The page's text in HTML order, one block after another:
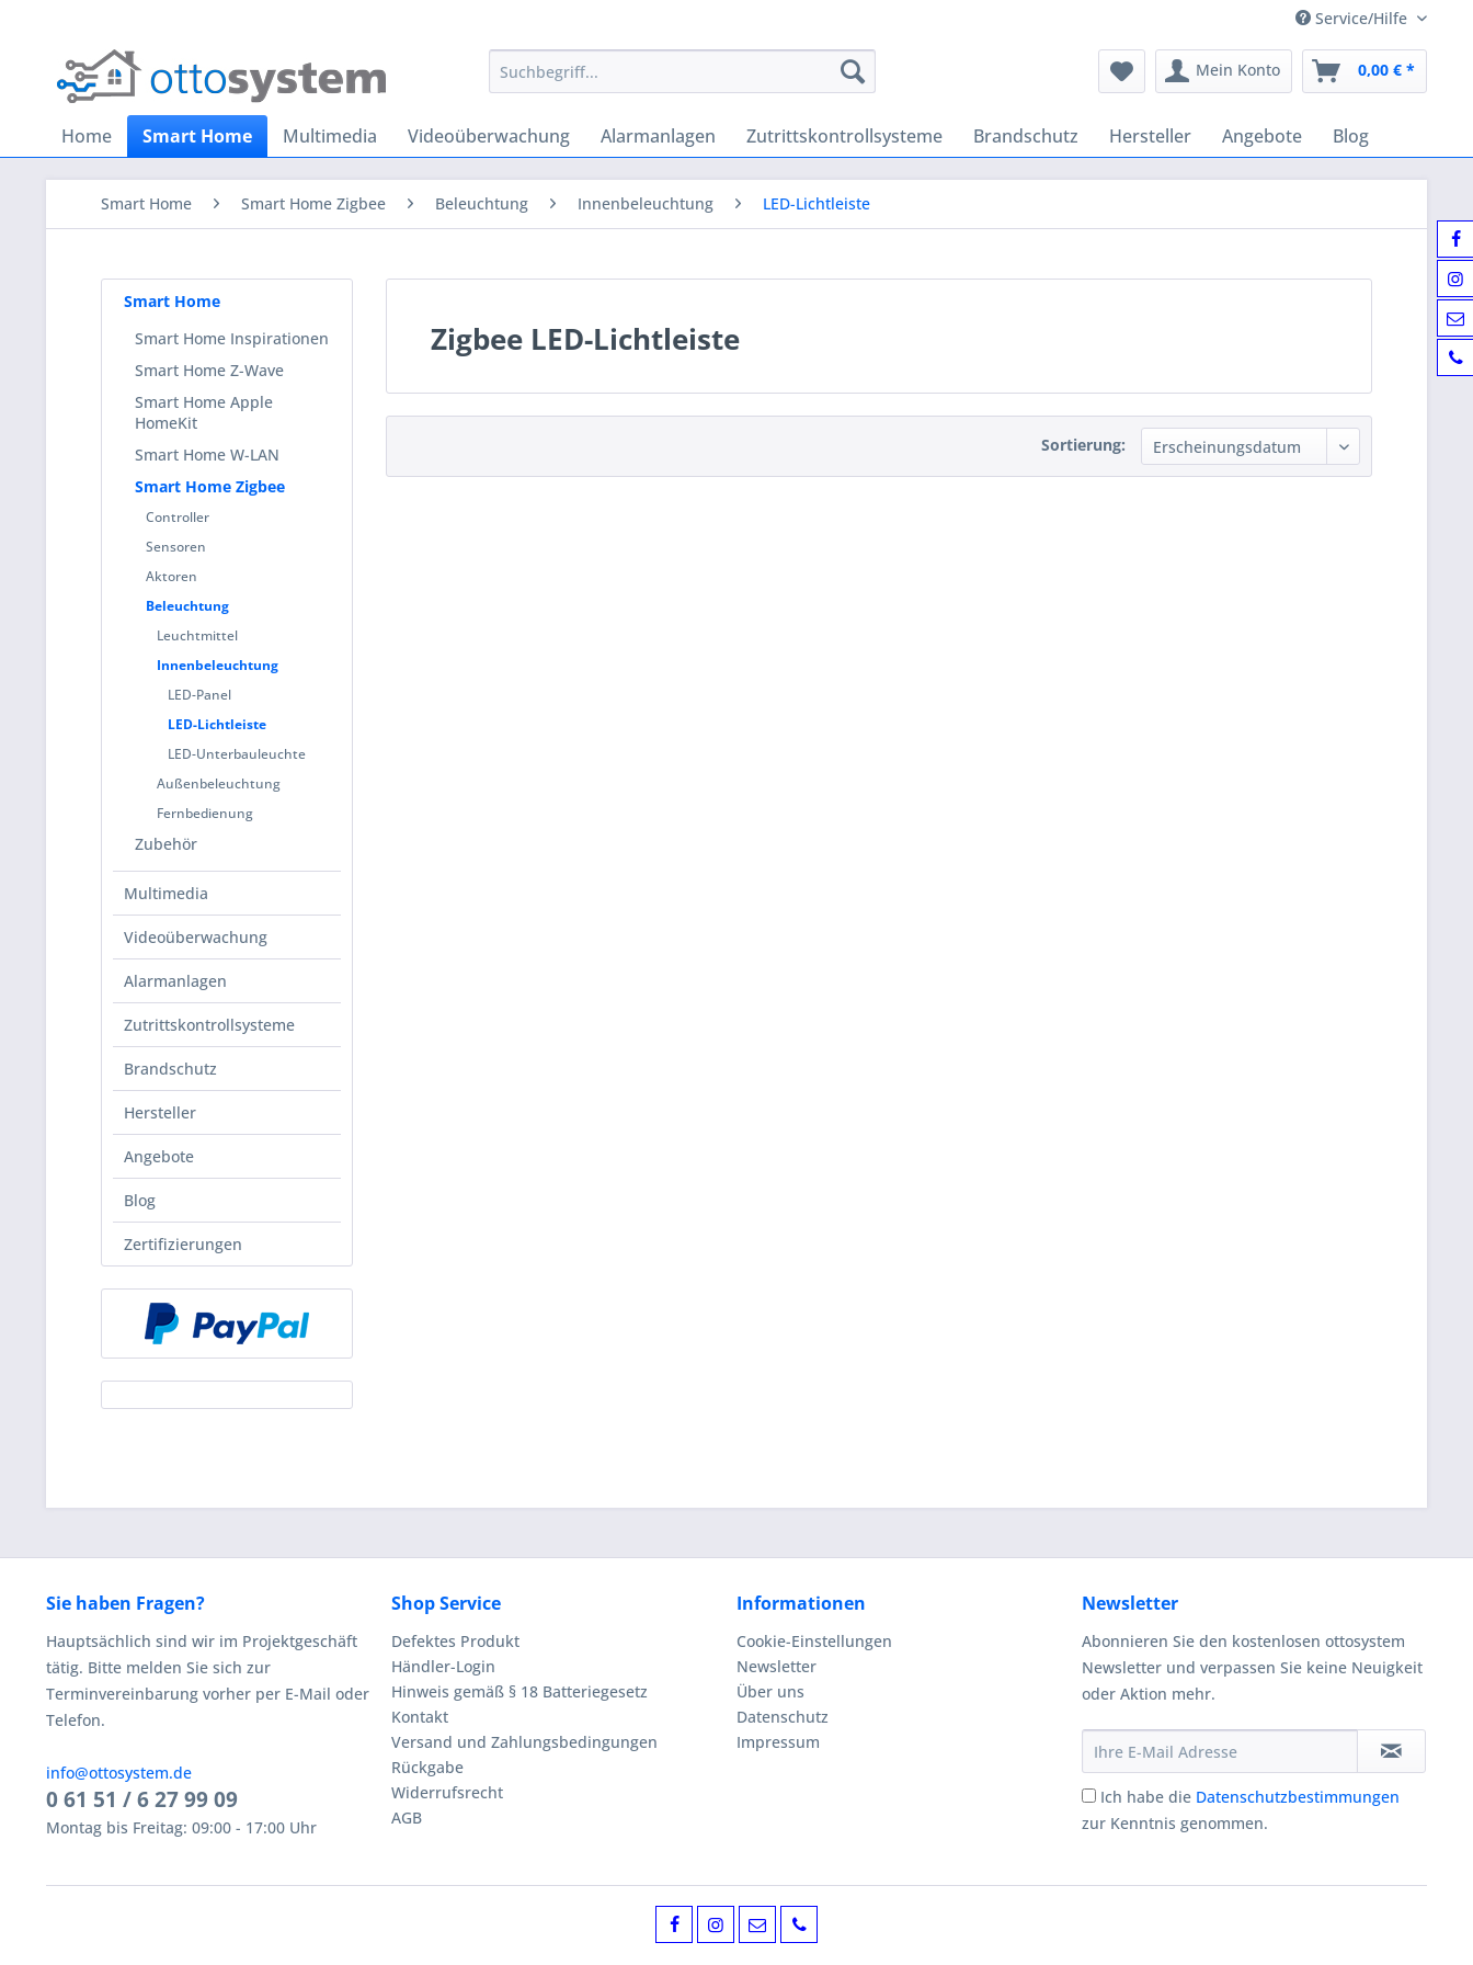
Service/Hilfe
Mein Konto 0,00 € *
Home Smart Home Multimedia Videoüberwachung Alarmanlagen Zutrittskontrollsysteme Brandschutz Hersteller Angebote Blog
Smart Home Smart Home Zigbee Beleuchtung Innenbeleuchtung LED-Lichtleiste
Smart Home
Smart Home Inspirationen
Smart Home Z-Wave
Smart Home Apple
HomeKit
Smart Home W-LAN
Smart Home Zigbee
Controller
Sensoren
Aktoren
Beleuchtung
Leuchtmittel
Innenbeleuchtung
LED-Panel
LED-Lichtleiste
LED-Unterbauleuchte
Außenbeleuchtung
Fernbedienung
Zubehör
Multimedia
Videoüberwachung
Alarmanlagen
Zutrittskontrollsysteme
Brandschutz
Hersteller
Angebote
Blog
Zertifizierungen
Zigbee LED-Lichtleiste
Sortierung:
Sie haben Fragen?
Hauptsächlich sind wir im Projektgeschäft
tätig. Bitte melden Sie sich zur
Terminvereinbarung vorher per E-Mail oder
Telefon.
info@ottosystem.de
0 61 51 / 6 27 99 09
Montag bis Freitag: 09:00 - 17:00 Uhr
Shop Service
Defektes Produkt
Händler-Login
Hinweis gemäß § 18 Batteriegesetz
Kontakt
Versand und Zahlungsbedingungen
Rückgabe
Widerrufsrecht
AGB
Informationen
Cookie-Einstellungen
Newsletter
Über uns
Datenschutz
Impressum
Newsletter
Abonnieren Sie den kostenlosen ottosystem
Newsletter und verpassen Sie keine Neuigkeit
oder Aktion mehr.
Ich habe die Datenschutzbestimmungen
zur Kenntnis genommen.